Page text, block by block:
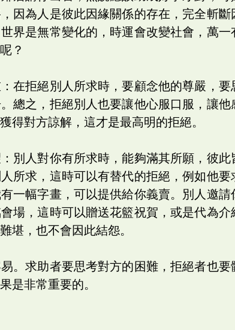
因為人是彼此因緣關係的存在，完全斬
界是無常變化的，時運會改變社會，萬一
？
在拒絕別人所求時，要顧念他的尊嚴，
總之，拒絕別人也要讓他心服口服，讓
得對方諒解，這才是最高明的拒絕。
別人對你有所求時，能夠滿其所願，彼
所求，這時可以有替代的拒絕，例如他
一幅字畫，可以提供給你義賣。別人邀
場，這時可以贈送花籃祝賀，或是代為
堪，也不會因此結怨。
。求助者要思考對方的困難，拒絕者也要
是非常重要的。